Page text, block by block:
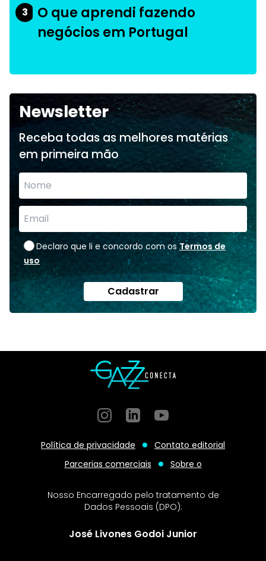
3
O que aprendi fazendo
negócios em Portugal
Newsletter
Receba todas as melhores matérias
em primeira mão
Declaro que li e concordo com os Termos de
uso
Cadastrar
InstagramGitHubGitHub
Política de privacidade
Contato editorial
Parcerias comerciais
Sobre o
Nosso Encarregado pelo tratamento de
Dados Pessoais (DPO):
José Livones Godoi Junior